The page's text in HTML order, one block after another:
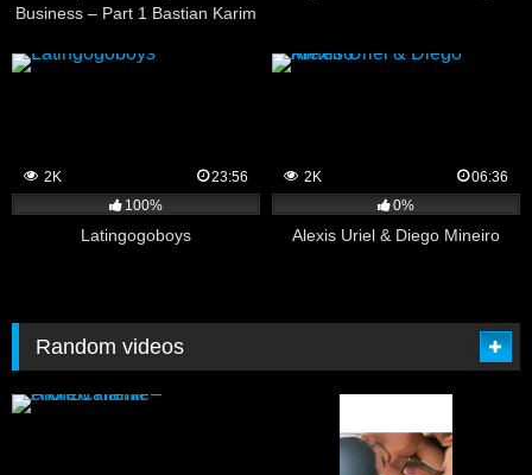
Business – Part 1 Bastian Karim
2K
23:56
100%
Latingogoboys
2K
06:36
0%
Alexis Uriel & Diego Mineiro
Random videos